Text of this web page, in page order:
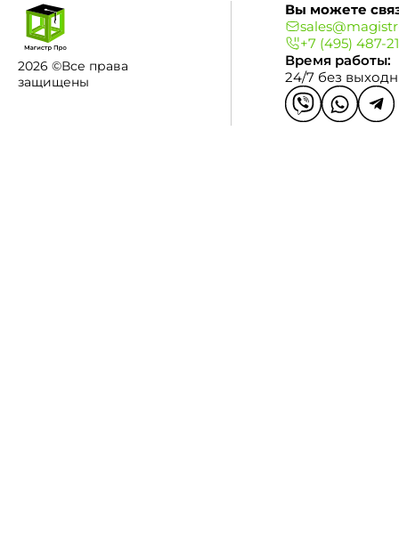
2026 ©Все права
защищены
Вы можете
+7 (495) 487-
Время работы:
24/7 без